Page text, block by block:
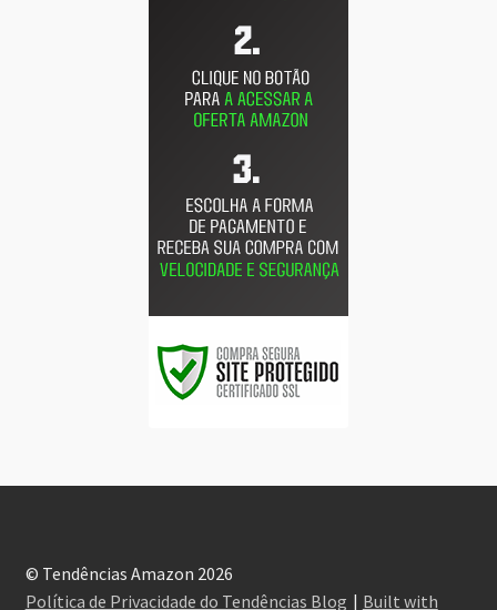
© Tendências Amazon 2026
Política de Privacidade do Tendências Blog
Built with